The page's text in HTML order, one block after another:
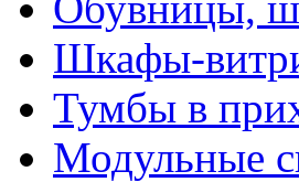
Шкафы-
Тумбы в
Модульные